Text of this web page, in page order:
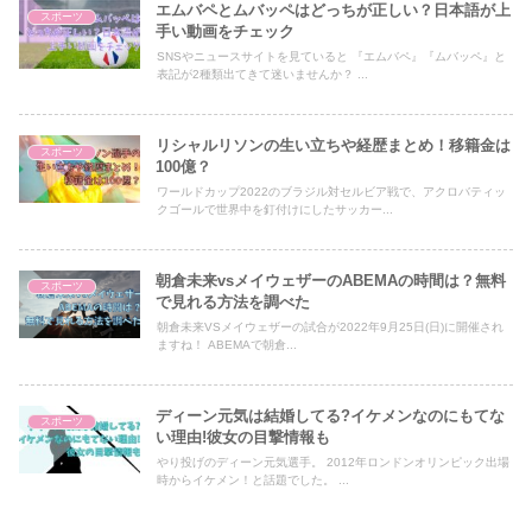
スポーツ
エムバペとムバッペはどっちが正しい？日本語が上
手い動画をチェック
SNSやニュースサイトを見ていると 『エムバペ』『ムバッペ』と
表記が2種類出てきて迷いませんか？ ...
スポーツ
リシャルリソンの生い立ちや経歴まとめ！移籍金は
100億？
ワールドカップ2022のブラジル対セルビア戦で、アクロバティッ
クゴールで世界中を釘付けにしたサッカー...
スポーツ
朝倉未来vsメイウェザーのABEMAの時間は？無料
で見れる方法を調べた
朝倉未来VSメイウェザーの試合が2022年9月25日(日)に開催され
ますね！ ABEMAで朝倉...
スポーツ
ディーン元気は結婚してる?イケメンなのにもてな
い理由!彼女の目撃情報も
やり投げのディーン元気選手。 2012年ロンドンオリンピック出場
時からイケメン！と話題でした。 ...